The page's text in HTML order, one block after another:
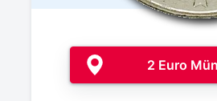
2 Euro